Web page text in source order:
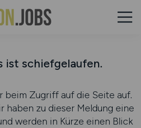
ist schiefgelaufen.
beim Zugriff auf die Seite auf.
haben zu dieser Meldung eine
werden in Kürze einen Blick